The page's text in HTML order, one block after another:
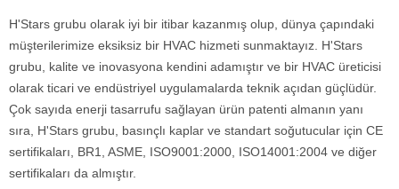
H'Stars grubu olarak iyi bir itibar kazanmış olup, dünya çapındaki
müşterilerimize eksiksiz bir HVAC hizmeti sunmaktayız. H'Stars
grubu, kalite ve inovasyona kendini adamıştır ve bir HVAC üreticisi
olarak ticari ve endüstriyel uygulamalarda teknik açıdan güçlüdür.
Çok sayıda enerji tasarrufu sağlayan ürün patenti almanın yanı
sıra, H'Stars grubu, basınçlı kaplar ve standart soğutucular için CE
sertifikaları, BR1, ASME, ISO9001:2000, ISO14001:2004 ve diğer
sertifikaları da almıştır.